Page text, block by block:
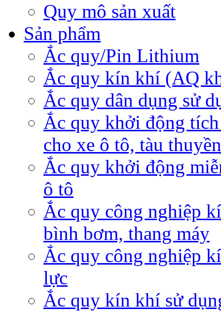
Quy mô sản xuất
Sản phẩm
Ắc quy/Pin Lithium
Ắc quy kín khí (AQ
Ắc quy dân dụng sử
Ắc quy khởi động
cho xe ô tô, tàu thuyền
Ắc quy khởi động
ô tô
Ắc quy công nghiệp
bình bơm, thang máy
Ắc quy công nghiệp
lực
Ắc quy kín khí sử